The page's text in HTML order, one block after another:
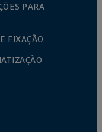
PARA
FIXAÇÃO